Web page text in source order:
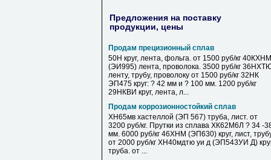
Предложения на поставку
продукции, цены
Продам прецизионный сплав
50Н круг, лента, фольга. от 1500 руб/кг 40КХНМ
(ЭИ995) лента, проволока. 3500 руб/кг
ленту, трубу, проволоку от 1500 руб/кг 32НК
ЭП475 круг: ? 42 мм и ? 100 мм. 1200 руб/кг
29НКВИ круг, лента, л...
Продам коррозионностойкий сплав
ХН65мв хастеллой (ЭП 567) труба, лист. от
3200 руб/кг. Прутки из сплава ХК62М6Л ? 34 -
мм. 6000 руб/кг 46ХНМ (ЭП630) круг, лист,
от 2000 руб/кг ХН40мдтю уи д (ЭП543УИ Д)
труба. от ...